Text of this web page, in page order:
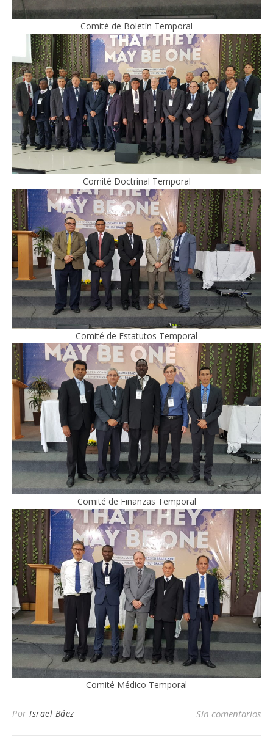
Comité de Boletín Temporal
Comité Doctrinal Temporal
Comité de Estatutos Temporal
Comité de Finanzas Temporal
Comité Médico Temporal
Por Israel Báez Sin comentarios